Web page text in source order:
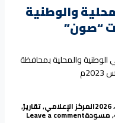
والوطنية
“صون”
الوطنية والمحلية بمحافظة
Posted in
المركز الإعلامي,تقاريرTags:
,
,مسودةLeave a commenton مأرب: أغلب المنظمات المحلية والوطنية بحاجة لسياسات وإجراءات “صون”